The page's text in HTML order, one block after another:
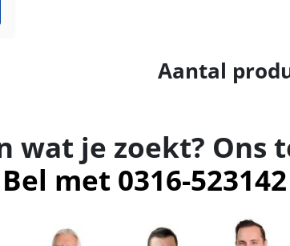
Aantal
wat je zoekt? Ons
Bel met 0316-523142